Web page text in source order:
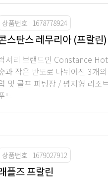
상품번호 : 1678778924
스탄스 레무리아 (프랄린)
셔리 브랜드인 Constance
과 작은 반도로 나뉘어진 3개
및 골프 퍼팅장 / 평지형 리조
드
상품번호 : 1679027912
플즈 프랄린